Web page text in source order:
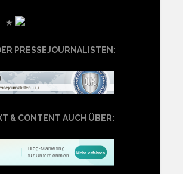
PRESSEJOURNALISTEN:
& CONTENT AUCH ÜBER: